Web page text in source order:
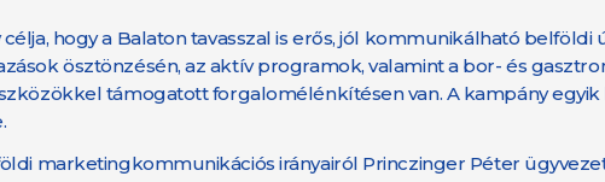
hogy a Balaton tavasszal is erős, jól kommunikálható belföldi
ösztönzésén, az aktív programok, valamint a bor- és
támogatott forgalomélénkítésen van. A kampány
marketingkommunikációs irányairól Princzinger Péter